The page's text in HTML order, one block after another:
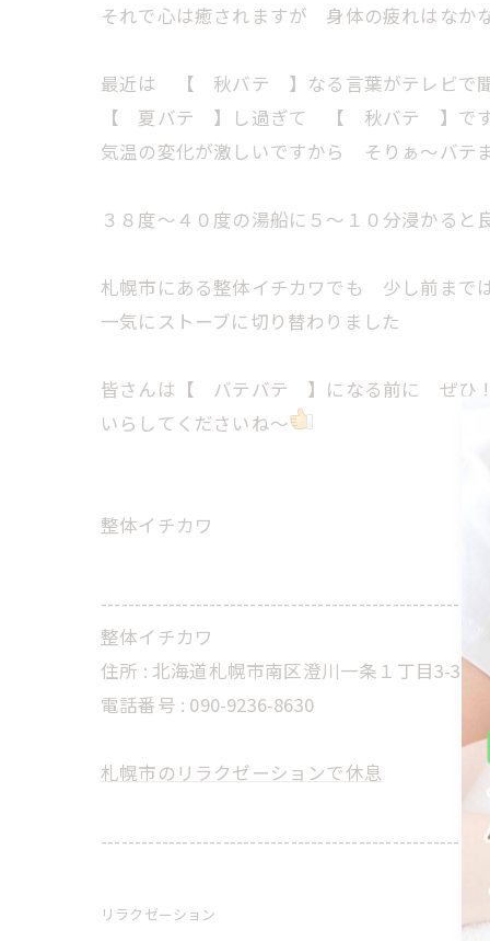
それで心は癒されますが 身体の疲れはなか
最近は 【 秋バテ 】なる言葉がテレビで
【 夏バテ 】し過ぎて 【 秋バテ 】で
気温の変化が激しいですから そりぁ～バテ
３８度～４０度の湯船に５～１０分浸かると
札幌市にある整体イチカワでも 少し前まで
一気にストーブに切り替わりました
皆さんは【 バテバテ 】になる前に ぜひ！
いらしてくださいね～
整体イチカワ
整体イチカワ
住所 : 北海道札幌市南区澄川一条１丁目3-32
電話番号 : 090-9236-8630
札幌市のリラクゼーションで休息
リラクゼーション